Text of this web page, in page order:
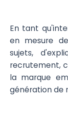
En tant
en mesure
sujets,
recrutement,
la marque
génération de